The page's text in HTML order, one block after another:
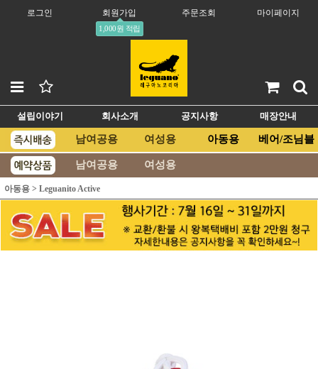
로그인 회원가입
1,000원 적립
주문조회 마이페이지
설립이야기 회사소개 공지사항 매장안내
남여공용 여성용 아동용 베어/조님블
남여공용 여성용
아동용 > Leguanito Active